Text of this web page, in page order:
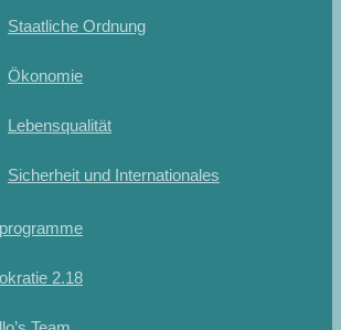
Staatliche Ordnung
Ökonomie
Lebensqualität
Sicherheit und Internationales
2.18